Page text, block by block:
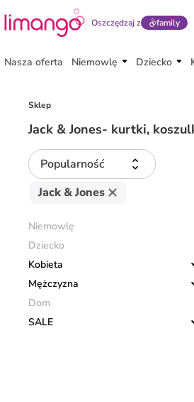
Oszczędzaj z family
Nasza oferta Niemowlę Dziecko
Sklep
Jack & Jones- kurtki,
Popularność
Jack & Jones
Niemowlę
Dziecko
Kobieta
Mężczyzna
Dom
SALE